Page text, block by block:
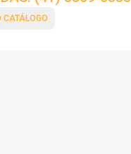
CATÁLOGO